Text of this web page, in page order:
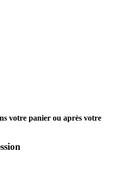
votre panier ou après votre